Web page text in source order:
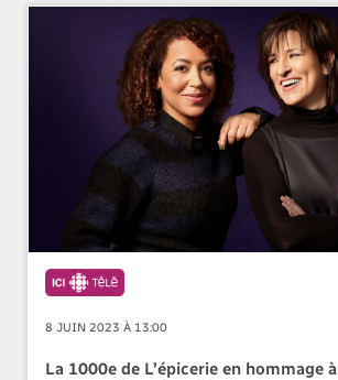
8 JUIN 2023 À 13:00
La 1000e de L’épicerie en hommage